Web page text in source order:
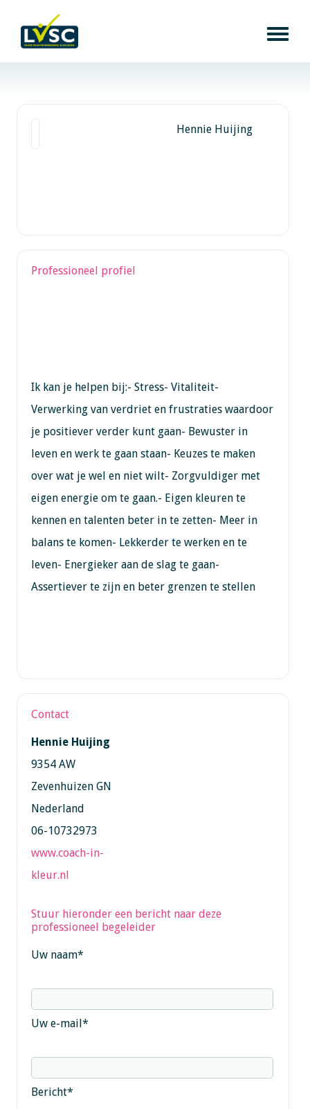
Hennie Huijing
Professioneel profiel
Ik kan je helpen bij:- Stress- Vitaliteit-
Verwerking van verdriet en frustraties waardoor
je positiever verder kunt gaan- Bewuster in
leven en werk te gaan staan- Keuzes te maken
over wat je wel en niet wilt- Zorgvuldiger met
eigen energie om te gaan.- Eigen kleuren te
kennen en talenten beter in te zetten- Meer in
balans te komen- Lekkerder te werken en te
leven- Energieker aan de slag te gaan-
Assertiever te zijn en beter grenzen te stellen
Contact
Hennie Huijing
9354 AW
Zevenhuizen GN
Nederland
06-10732973
www.coach-in-
kleur.nl
Stuur hieronder een bericht naar deze
professioneel begeleider
Uw naam*
Uw e-mail*
Bericht*